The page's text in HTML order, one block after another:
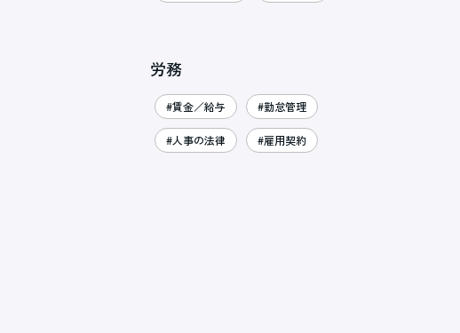
労務
#賃金／給与 #勤怠管理
#人事の法律 #雇用契約